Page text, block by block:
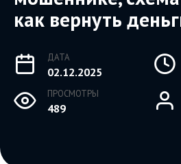
как вернуть
ДАТА
02.12.2025
ПРОСМОТРЫ
489